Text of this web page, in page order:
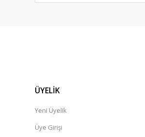
ÜYELİK
Yeni Üyelik
Üye Girişi